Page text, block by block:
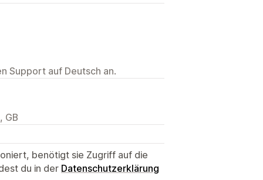
Support auf Deutsch an.
GB
benötigt sie Zugriff auf die
du in der Datenschutzerklärung